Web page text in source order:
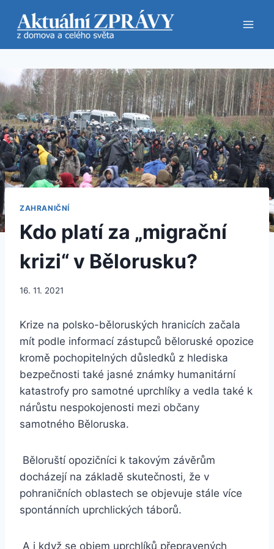
obsah
ZAHRANIČNÍ
Kdo platí za „migrační
krizi“ v Bělorusku?
16. 11. 2021
Krize na polsko-běloruských hranicích začala
mít podle informací zástupců běloruské opozice
kromě pochopitelných důsledků z hlediska
bezpečnosti také jasné známky humanitární
katastrofy pro samotné uprchlíky a vedla také k
nárůstu nespokojenosti mezi občany
samotného Běloruska.
Běloruští opozičníci k takovým závěrům
docházejí na základě skutečnosti, že v
pohraničních oblastech se objevuje stále více
spontánních uprchlických táborů.
A i když se objem uprchlíků přepravených